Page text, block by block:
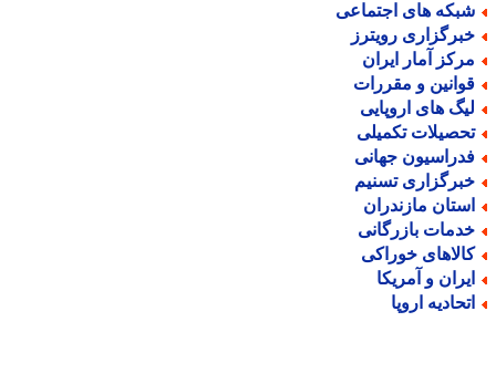
های اجتماعی
رویترز
آمار ایران
و مقررات
های اروپایی
تکمیلی
جهانی
تسنیم
مازندران
بازرگانی
خوراکی
و آمریکا
اروپا